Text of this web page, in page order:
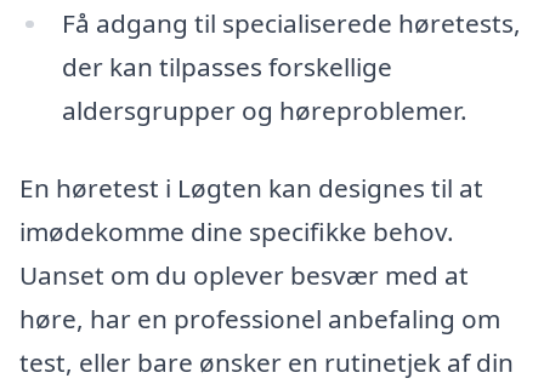
Få adgang til specialiserede høretests,
der kan tilpasses forskellige
aldersgrupper og høreproblemer.
En høretest i Løgten kan designes til at
imødekomme dine specifikke behov.
Uanset om du oplever besvær med at
høre, har en professionel anbefaling om
test, eller bare ønsker en rutinetjek af din